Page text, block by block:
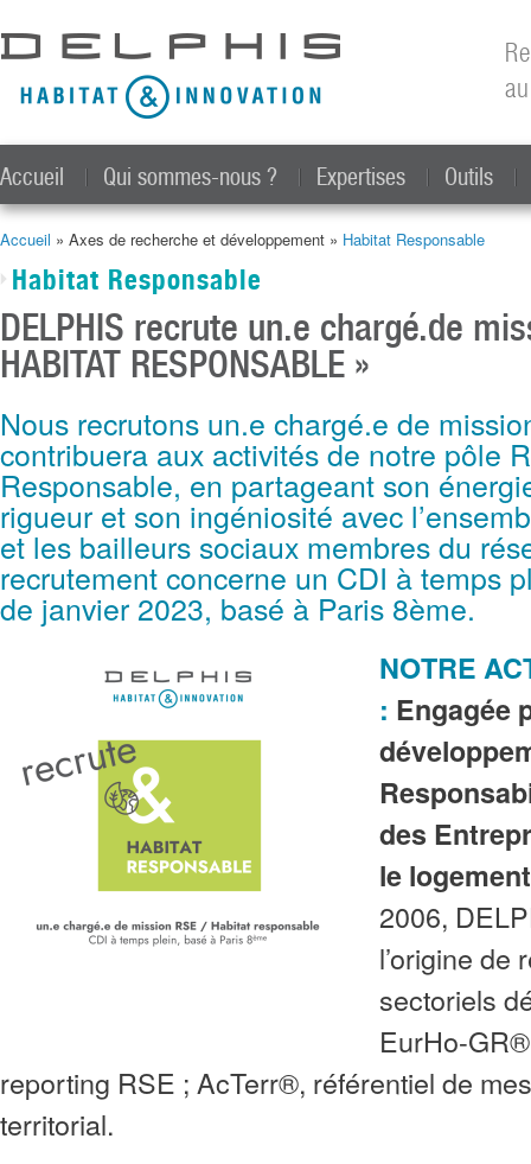
Accueil Qui sommes-nous ? Expertises Outils
Accueil » Axes de recherche et développement » Habitat Responsable
Habitat Responsable
DELPHIS recrute un.e chargé.de
HABITAT RESPONSABLE »
Nous recrutons un.e chargé.e de
contribuera aux activités de notre pôle
Responsable, en partageant son
rigueur et son ingéniosité avec
et les bailleurs sociaux membres du
recrutement concerne un CDI à temps
de janvier 2023, basé à Paris 8ème.
NOTRE
: Engagée
des
le
2006,
l’origine de
sectoriels
EurHo-
reporting RSE ; AcTerr®, référentiel de
territorial.